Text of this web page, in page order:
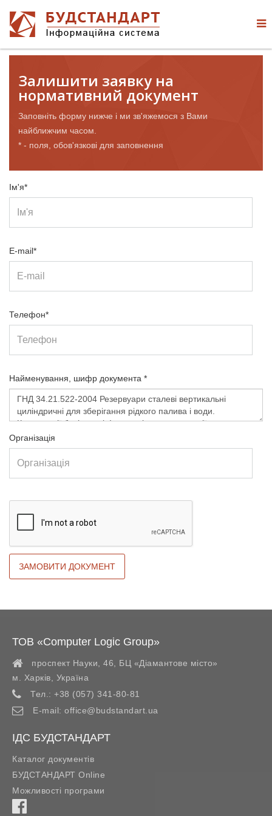
Залишити заявку на
нормативний документ
Заповніть форму нижче і ми зв'яжемося з Вами
найближчим часом.
* - поля, обов'язкові для заповнення
Ім'я*
E-mail*
Телефон*
Найменування, шифр документа *
Організація
ТОВ «Computer Logic Group»
проспект Науки, 46, БЦ «Діамантове місто»
м. Харків
Україна
Тел.: +38 (057) 341-80-81
E-mail: office@budstandart.ua
ІДС БУДСТАНДАРТ
Каталог документів
БУДСТАНДАРТ Online
Можливості програми